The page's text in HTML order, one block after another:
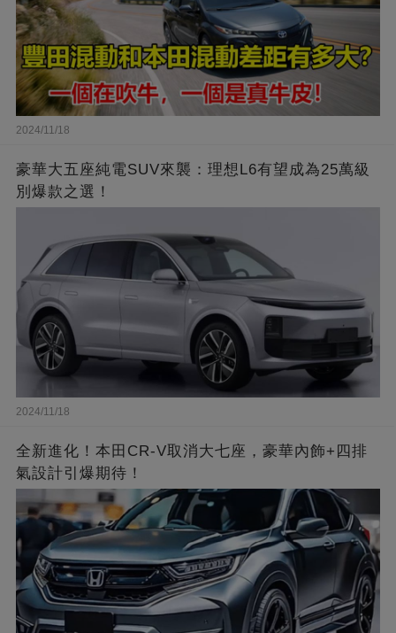
2024/11/18
豪華大五座純電SUV來襲：理想L6有望成為25萬級
別爆款之選！
2024/11/18
全新進化！本田CR-V取消大七座，豪華內飾+四排
氣設計引爆期待！